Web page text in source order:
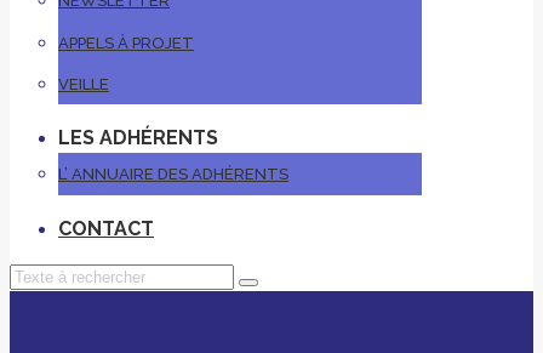
APPELS À PROJET
VEILLE
LES ADHÉRENTS
L’ ANNUAIRE DES ADHÉRENTS
CONTACT